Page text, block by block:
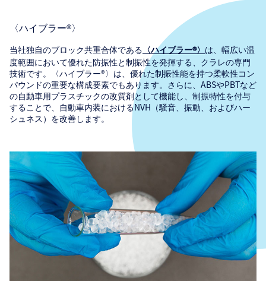
〈ハイブラー®〉
当社独自のブロック共重合体である 〈ハイブラー®〉 は、幅広い温
度範囲において優れた防振性と制振性を発揮する、クラレの専門
技術です。〈ハイブラー®〉は、優れた制振性能を持つ柔軟性コン
パウンドの重要な構成要素でもあります。さらに、ABSやPBTなど
の自動車用プラスチックの改質剤として機能し、制振特性を付与
することで、自動車内装におけるNVH（騒音、振動、およびハー
シュネス）を改善します。